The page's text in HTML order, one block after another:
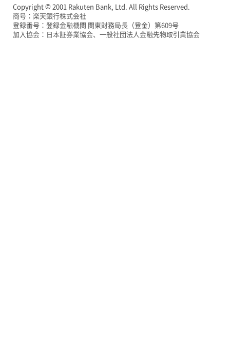
Copyright © 2001 Rakuten Bank, Ltd. All Rights Reserved.
商号：楽天銀行株式会社
登録番号：登録金融機関 関東財務局長（登金）第609号
加入協会：日本証券業協会、一般社団法人金融先物取引業協会